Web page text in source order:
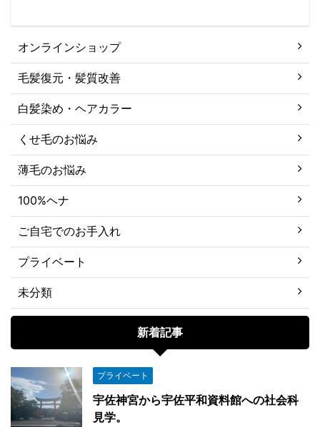
オンラインショップ
毛髪復元・髪質改善
白髪染め・ヘアカラー
くせ毛のお悩み
薄毛のお悩み
100%ヘナ
ご自宅でのお手入れ
プライベート
未分類
新着記事
プライベート
宇佐神宮から宇佐平和資料館への社会科
見学。